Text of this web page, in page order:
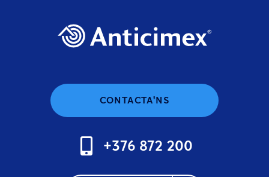
CONTACTA'NS
+376 872 200